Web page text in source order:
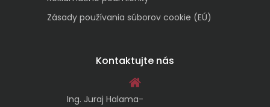
Zásady používania súborov cookie (EÚ)
Kontaktujte nás
Ing. Juraj Halama-